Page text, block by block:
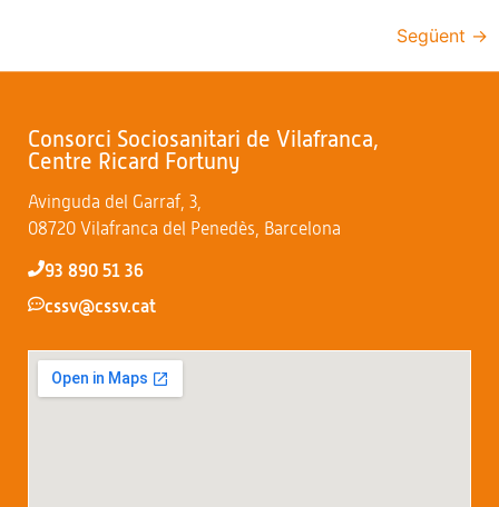
Següent →
Consorci Sociosanitari de Vilafranca,
Centre Ricard Fortuny
Avinguda del Garraf, 3,
08720 Vilafranca del Penedès, Barcelona
93 890 51 36
cssv@cssv.cat